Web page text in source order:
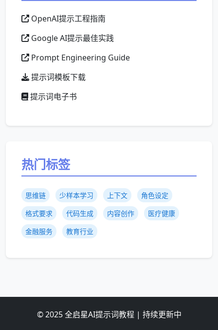
OpenAI提示工程指南
Google AI提示最佳实践
Prompt Engineering Guide
提示词模板下载
提示词电子书
热门标签
思维链 少样本学习 上下文
角色设定
格式要求
代码生成 内容创作
医疗健康
金融服务
教育行业
© 2025 全启星AI提示词教程 | 持续更新中